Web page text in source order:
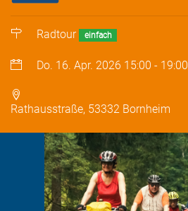
Radtour einfach
Do. 16. Apr. 2026 15:00 - 19:00
Rathausstraße, 53332 Bornheim